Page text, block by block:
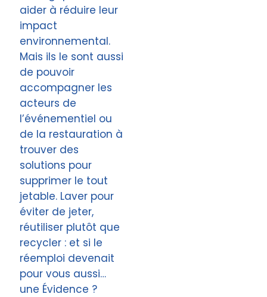
aider à réduire leur
impact
environnemental.
Mais ils le sont aussi
de pouvoir
accompagner les
acteurs de
l’événementiel ou
de la restauration à
trouver des
solutions pour
supprimer le tout
jetable. Laver pour
éviter de jeter,
réutiliser plutôt que
recycler : et si le
réemploi devenait
pour vous aussi…
une Évidence ?